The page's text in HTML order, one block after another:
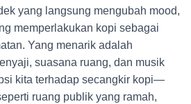
yang langsung mengubah mood,
memperlakukan kopi sebagai
Yang menarik adalah
suasana ruang, dan musik
kita terhadap secangkir kopi—
ruang publik yang ramah,